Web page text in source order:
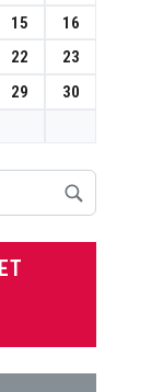
15
16
22
23
29
30